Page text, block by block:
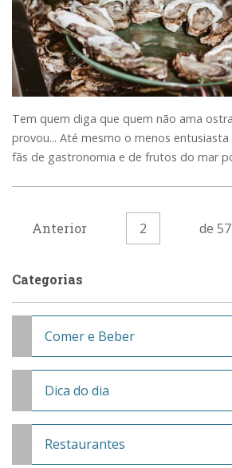
Tem quem diga que quem não ama
provou... Até mesmo o menos
fãs de gastronomia e de frutos do mar
Anterior 2 de 57
Categorias
Comer e Beber
Dica do dia
Restaurantes